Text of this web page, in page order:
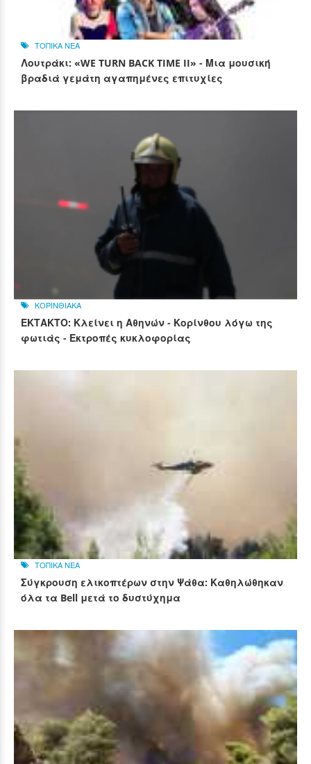
ΤΟΠΙΚΑ ΝΕΑ
Λουτράκι: «WE TURN BACK TIME II» - Μια μουσική
βραδιά γεμάτη αγαπημένες επιτυχίες
ΚΟΡΙΝΘΙΑΚΑ
ΕΚΤΑΚΤΟ: Κλείνει η Αθηνών - Κορίνθου λόγω της
φωτιάς - Εκτροπές κυκλοφορίας
ΤΟΠΙΚΑ ΝΕΑ
Σύγκρουση ελικοπτέρων στην Ψάθα: Καθηλώθηκαν
όλα τα Bell μετά το δυστύχημα